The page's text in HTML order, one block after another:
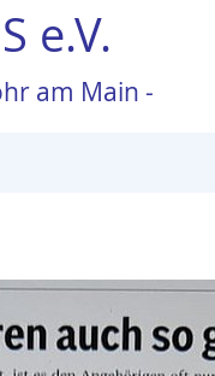
e.V.
am Main -